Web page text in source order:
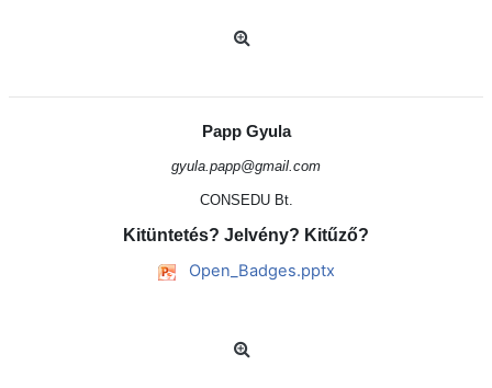
Papp Gyula
gyula.papp@gmail.com
CONSEDU Bt.
Kitüntetés? Jelvény? Kitűző?
Open_Badges.pptx